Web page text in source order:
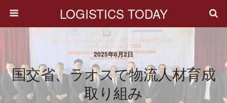
LOGISTICS TODAY
2025年6月2日
国交省、ラオスで物流人材育成
取り組み